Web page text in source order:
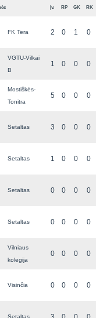
Įv. RP GK RK
FK Tera 2 0 1 0
VGTU-Vilkai
B
1 0 0 0
Mostiškės-
Tonitra
5 0 0 0
Setaltas 3 0 0 0
Setaltas 1 0 0 0
Setaltas 0 0 0 0
Setaltas 0 0 0 0
Vilniaus
kolegija
0 0 0 0
Visinčia 0 0 0 0
Setaltas